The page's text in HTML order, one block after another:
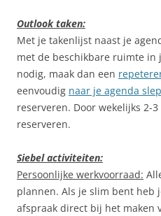
Outlook taken:
Met je takenlijst naast je
met de beschikbare ruimte in
nodig, maak dan een
eenvoudig naar je agenda
reserveren. Door wekelijks 2-
reserveren.
Siebel activiteiten:
Persoonlijke werkvoorraad:
plannen. Als je slim bent heb
afspraak direct bij het maken